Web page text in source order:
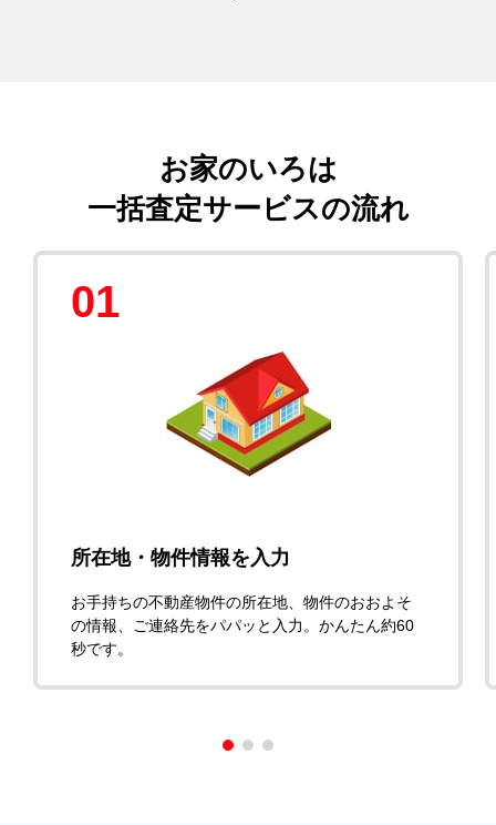
お家のいろは
一括査定サービスの流れ
01
所在地・物件情報を入力
お手持ちの不動産物件の所在地、物件のおおよそ
の情報、ご連絡先をパパッと入力。かんたん約60
秒です。